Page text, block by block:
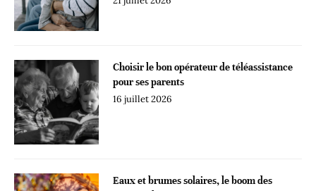
Choisir le bon opérateur de téléassistance
pour ses parents
16 juillet 2026
Eaux et brumes solaires, le boom des